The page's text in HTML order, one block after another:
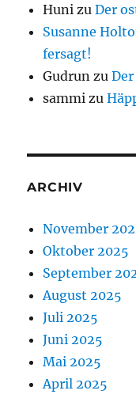
Huni zuDer
Susanne
fersagt!
Gudrun zu
sammi zu
ARCHIV
November
Oktober 2025
September
August 2025
Juli 2025
Juni 2025
Mai 2025
April 2025